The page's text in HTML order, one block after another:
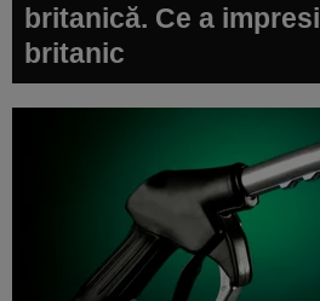
britanică. Ce a
britanic